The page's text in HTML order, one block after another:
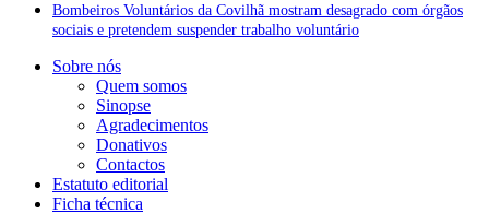
Bombeiros Voluntários da Covilhã mostram desagrado com órgãos
sociais e pretendem suspender trabalho voluntário
Sobre nós
Quem somos
Sinopse
Agradecimentos
Donativos
Contactos
Estatuto editorial
Ficha técnica